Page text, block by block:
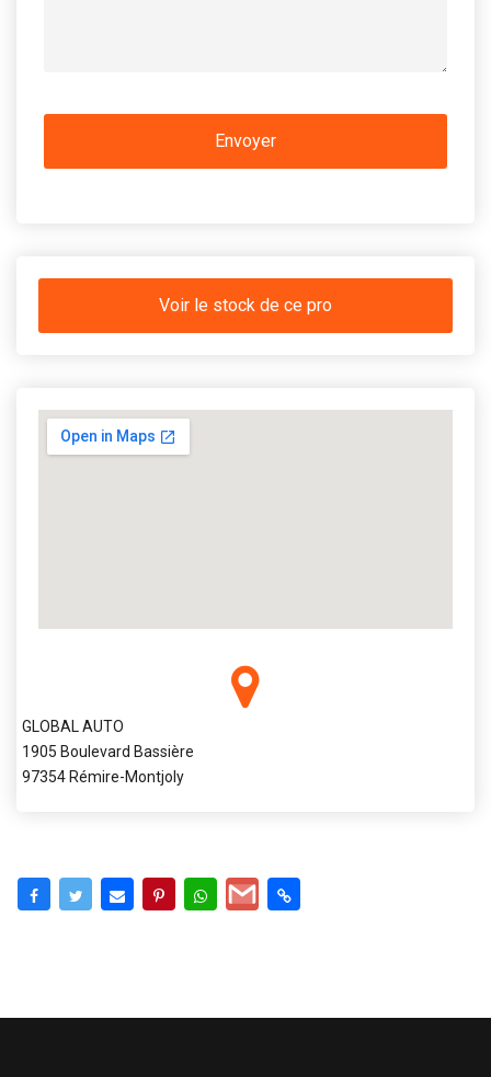
Voir le stock de ce pro
GLOBAL AUTO
1905 Boulevard Bassière
97354 Rémire-Montjoly